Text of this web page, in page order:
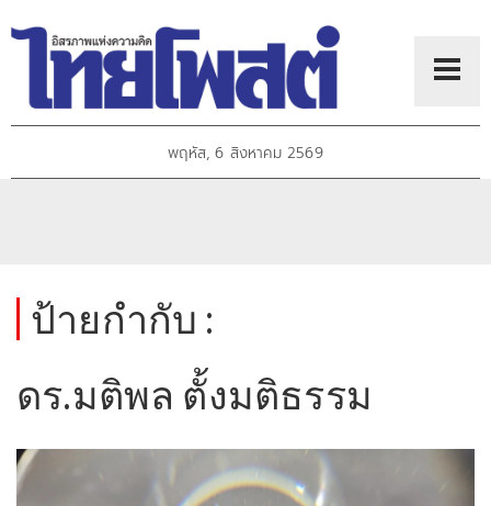
พฤหัส, 6 สิงหาคม 2569
ป้ายกำกับ :
ดร.มติพล ตั้งมติธรรม